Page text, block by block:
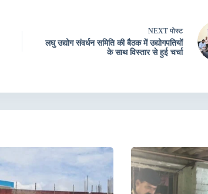
NEXT पोस्ट
लघु उद्योग संवर्धन समिति की बैठक में उद्योगपतियों
के साथ विस्तार से हुई चर्चा